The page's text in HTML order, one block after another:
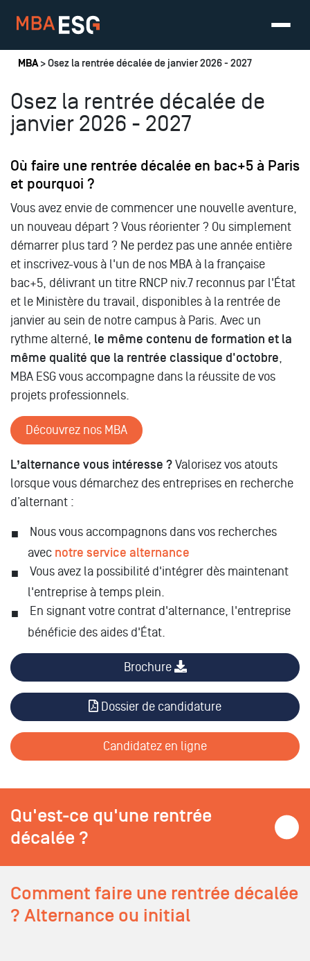
Vous êtes ici
MBA> Osez la rentrée décalée de janvier 2026 - 2027
Osez la rentrée décalée de
janvier 2026 - 2027
Où faire une rentrée décalée en bac+5 à Paris
et pourquoi ?
Vous avez envie de commencer une nouvelle aventure,
un nouveau départ ? Vous réorienter ? Ou simplement
démarrer plus tard ? Ne perdez pas une année entière
et inscrivez-vous à l'un de nos MBA à la française
bac+5, délivrant un titre RNCP niv.7 reconnus par l'État
et le Ministère du travail, disponibles à la rentrée de
janvier au sein de notre campus à Paris. Avec un
rythme alterné, le même contenu de formation et la
même qualité que la rentrée classique d'octobre,
MBA ESG vous accompagne dans la réussite de vos
projets professionnels.
Découvrez nos MBA
L’alternance vous intéresse ? Valorisez vos atouts
lorsque vous démarchez des entreprises en recherche
d’alternant :
Nous vous accompagnons dans vos recherches
avec notre service alternance
Vous avez la possibilité d'intégrer dès maintenant
l'entreprise à temps plein.
En signant votre contrat d'alternance, l'entreprise
bénéficie des aides d'État.
Brochure
Dossier de candidature
Candidatez en ligne
Qu'est-ce qu'une rentrée
décalée ?
Comment faire une rentrée décalée
? Alternance ou initial